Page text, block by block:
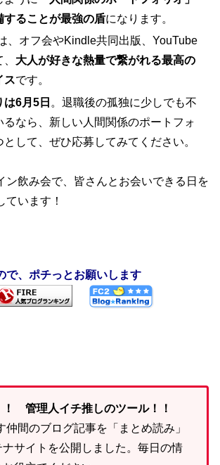
することが最強の盾になります。
、オフ会やKindle共同出版、YouTube
大人が好きな熱量で繋がれる最高の
スです。
6月5日 。退職後の孤独に少しでも不
るなら、新しい人間関係のポートフォ
として、ぜひ応募してみてください。
ン飲み会で、皆さんとお会いできる日を
ています！
で、ポチっとお願いします
！ 管理人イチ推しのツール！！
仲間のブログ記事を「まとめ読み」
サイトを公開しました。毎日の情